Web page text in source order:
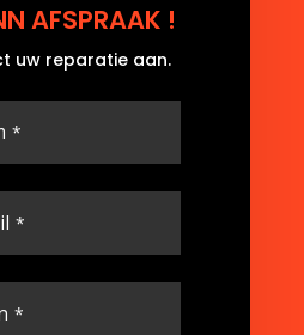
AFSPRAAK !
uw reparatie aan.
*
*
*